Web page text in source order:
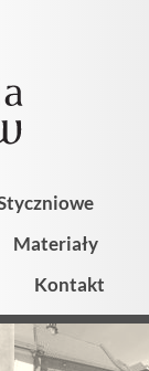
Materiały
Kontakt